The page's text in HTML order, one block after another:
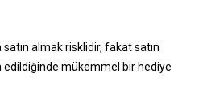
almak risklidir, fakat satın
edildiğinde mükemmel bir hediye